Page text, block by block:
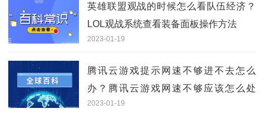
英雄联盟观战的时候怎么看队伍经济？
LOL观战系统查看装备面板操作方法
2023-01-19
腾讯云游戏提示网速不够进不去怎么
办？腾讯云游戏网速不够应该怎么处
理？
2023-01-19